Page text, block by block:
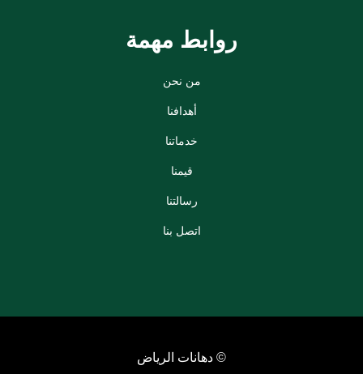
روابط مهمة
من نحن
أهدافنا
خدماتنا
قيمنا
رسالتنا
اتصل بنا
© دهانات الرياض